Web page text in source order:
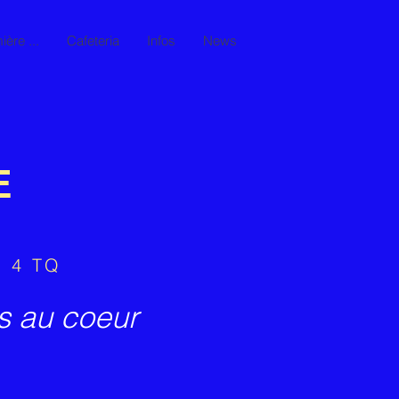
... Cafeteria Infos News
4 TQ
au coeur